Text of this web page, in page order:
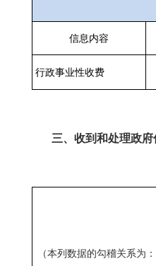
信息内容
行政事业性收费
三、收到和处理政府
（本列数据的勾稽关系为